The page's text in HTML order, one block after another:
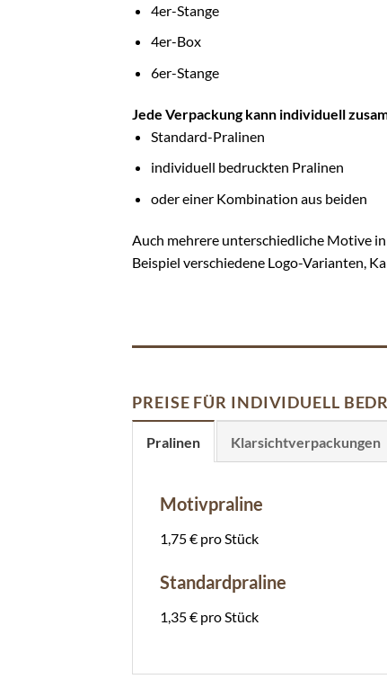
4er-Stange
4er-Box
6er-Stange
Jede Verpackung kann individuell
Standard-Pralinen
individuell bedruckten Pralinen
oder einer Kombination aus beiden
Auch mehrere unterschiedliche Motive
Beispiel verschiedene Logo-Varianten,
PREISE FÜR INDIVIDUELL
Pralinen Klarsichtverpackungen
Motivpraline
1,75 € pro Stück
Standardpraline
1,35 € pro Stück